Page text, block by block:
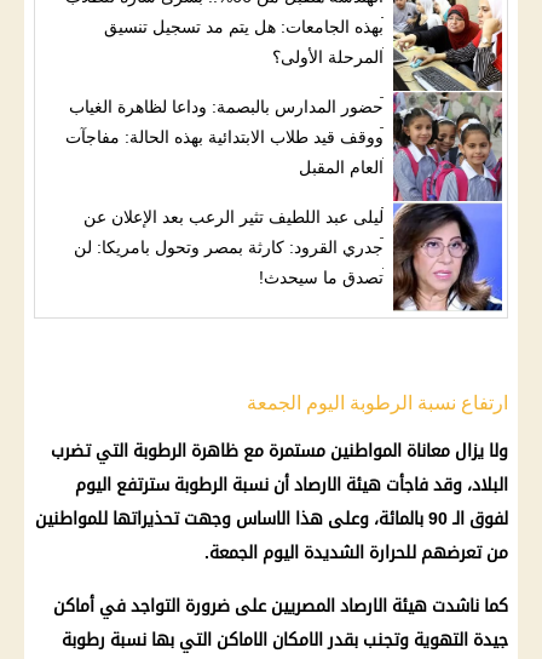
بهذه الجامعات: هل يتم مد تسجيل تنسيق
المرحلة الأولى؟
حضور المدارس بالبصمة: وداعا لظاهرة الغياب
ووقف قيد طلاب الابتدائية بهذه الحالة: مفاجآت
العام المقبل
ليلى عبد اللطيف تثير الرعب بعد الإعلان عن
جدري القرود: كارثة بمصر وتحول بامريكا: لن
تصدق ما سيحدث!
ارتفاع نسبة الرطوبة اليوم الجمعة
ولا يزال معاناة المواطنين مستمرة مع ظاهرة الرطوبة التي تضرب
البلاد، وقد فاجأت هيئة الارصاد أن نسبة الرطوبة سترتفع اليوم
لفوق الـ 90 بالمائة، وعلى هذا الاساس وجهت تحذيراتها للمواطنين
من تعرضهم للحرارة الشديدة اليوم الجمعة.
كما ناشدت هيئة الارصاد المصريين على ضرورة التواجد في أماكن
جيدة التهوية وتجنب بقدر الامكان الاماكن التي بها نسبة رطوبة